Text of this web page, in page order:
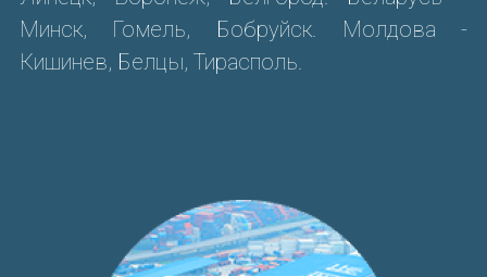
Минск, Гомель, Бобруйск. Молдова -
Кишинев, Белцы, Тирасполь.